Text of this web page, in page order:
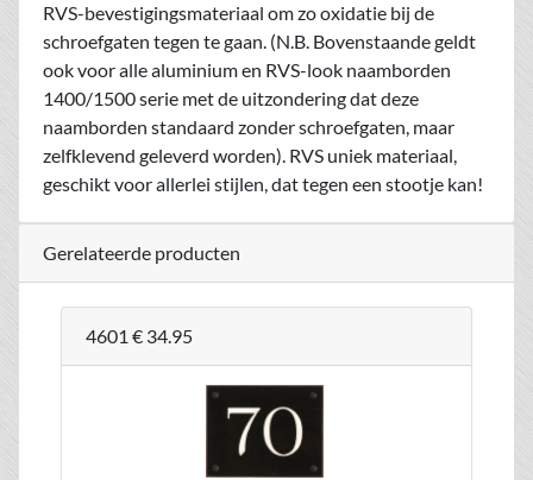
RVS-bevestigingsmateriaal om zo oxidatie bij de
schroefgaten tegen te gaan. (N.B. Bovenstaande geldt
ook voor alle aluminium en RVS-look naamborden
1400/1500 serie met de uitzondering dat deze
naamborden standaard zonder schroefgaten, maar
zelfklevend geleverd worden). RVS uniek materiaal,
geschikt voor allerlei stijlen, dat tegen een stootje kan!
Gerelateerde producten
4601 € 34.95